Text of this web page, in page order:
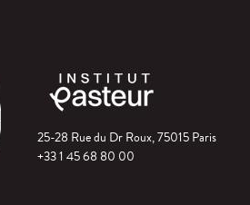
25-28 Rue du Dr Roux, 75015 Paris
+33 1 45 68 80 00